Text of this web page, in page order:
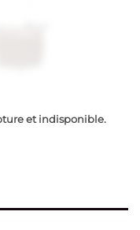
et indisponible.